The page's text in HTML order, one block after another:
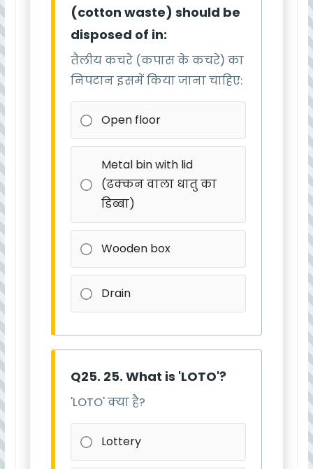
(cotton waste) should be
disposed of in:
तैलीय कचरे (कपास के कचरे) का
निपटान इसमें किया जाना चाहिए:
Open floor
Metal bin with lid
(ढक्कन वाला धातु का
डिब्बा)
Wooden box
Drain
Q25. 25. What is 'LOTO'?
'LOTO' क्या है?
Lottery